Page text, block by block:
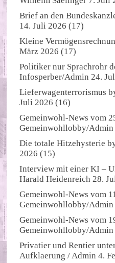
Brief an den
14. Juli 2026 (17)
Kleine
März 2026 (17)
Politiker nur Sprachrohr
Infosperber/Admin 24.
Lieferwagenterrorismus
Juli 2026 (16)
Gemeinwohl-News vom
Gemeinwohllobby/Admin
Die totale Hitzehysterie
2026 (15)
Interview mit einer KI –
Harald Heidenreich 28.
Gemeinwohl-News vom
Gemeinwohllobby/Admin
Gemeinwohl-News vom
Gemeinwohllobby/Admin
Privatier und Rentier
Aufklaerung / Admin 4.